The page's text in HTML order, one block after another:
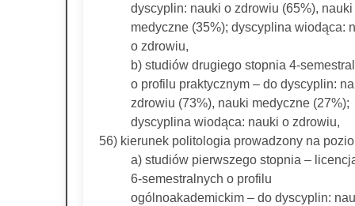
dyscyplin: nauki o zdrowiu (65%), nauki
medyczne (35%); dyscyplina wiodąca:
o zdrowiu,
b) studiów drugiego stopnia 4-
o profilu praktycznym – do dyscyplin:
zdrowiu (73%), nauki medyczne (27%);
dyscyplina wiodąca: nauki o zdrowiu,
56) kierunek politologia prowadzony na
a) studiów pierwszego stopnia –
6-semestralnych o profilu
ogólnoakademickim – do dyscyplin: